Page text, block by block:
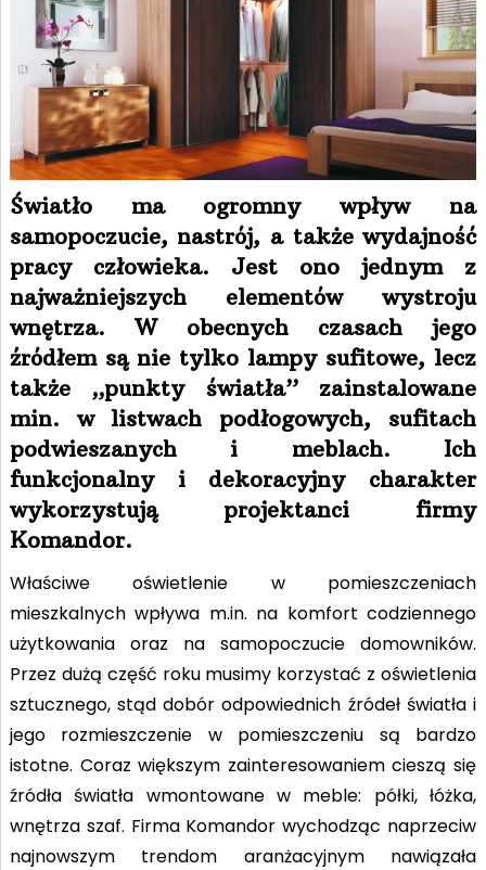
Światło ma ogromny wpływ na
samopoczucie, nastrój, a także wydajność
pracy człowieka. Jest ono jednym z
najważniejszych elementów wystroju
wnętrza. W obecnych czasach jego
źródłem są nie tylko lampy sufitowe, lecz
także „punkty światła” zainstalowane
min. w listwach podłogowych, sufitach
podwieszanych i meblach. Ich
funkcjonalny i dekoracyjny charakter
wykorzystują projektanci firmy
Komandor.
Właściwe oświetlenie w pomieszczeniach
mieszkalnych wpływa m.in. na komfort codziennego
użytkowania oraz na samopoczucie domowników.
Przez dużą część roku musimy korzystać z oświetlenia
sztucznego, stąd dobór odpowiednich źródeł światła i
jego rozmieszczenie w pomieszczeniu są bardzo
istotne. Coraz większym zainteresowaniem cieszą się
źródła światła wmontowane w meble: półki, łóżka,
wnętrza szaf. Firma Komandor wychodząc naprzeciw
najnowszym trendom aranżacyjnym nawiązała